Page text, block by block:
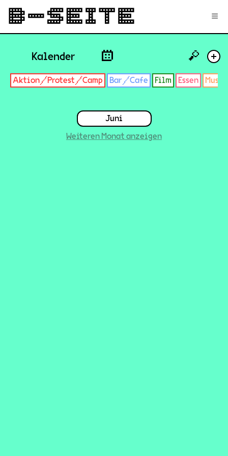
≡
Kalender +
🔎
Aktion/Protest/Camp Bar/Cafe Film Essen
Juni
Weiteren Monat anzeigen